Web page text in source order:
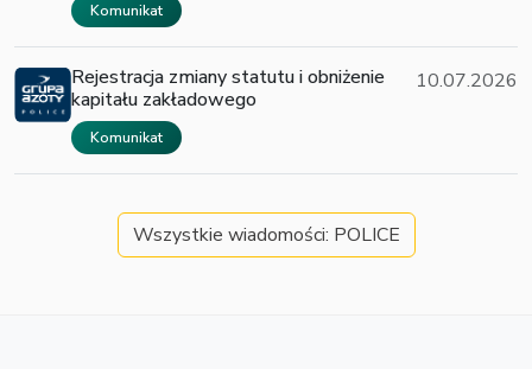
Komunikat
Rejestracja zmiany statutu i obniżenie
kapitału zakładowego
Komunikat
10.07.2026
Wszystkie wiadomości: POLICE